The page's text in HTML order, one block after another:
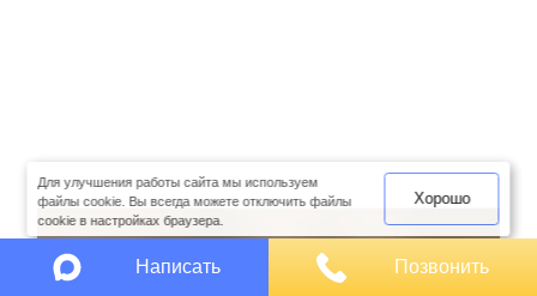
Закажите
Для улучшения работы сайта мы используем
файлы cookie. Вы всегда можете отключить файлы
cookie в настройках браузера.
Хорошо
Написать Позвонить